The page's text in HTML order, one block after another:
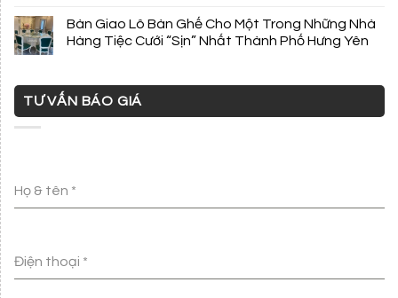
Bàn Giao Lô Bàn Ghế Cho Một Trong Những Nhà
Hàng Tiệc Cưới “Sịn” Nhất Thành Phố Hưng Yên
TƯ VẤN BÁO GIÁ
Họ & tên *
Điện thoại *